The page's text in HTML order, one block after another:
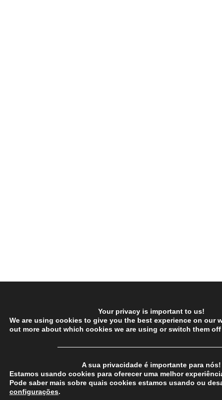
Your privacy is important to us!
We are using cookies to give you the best experience on our
out more about which cookies we are using or switch them
A sua privacidade é importante para nós!
Estamos usando cookies para oferecer uma melhor
Pode saber mais sobre quais cookies estamos usando ou
configurações.